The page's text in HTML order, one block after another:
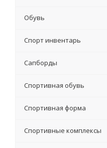
Обувь
Спорт инвентарь
Сапборды
Спортивная обувь
Спортивная форма
Спортивные комплексы